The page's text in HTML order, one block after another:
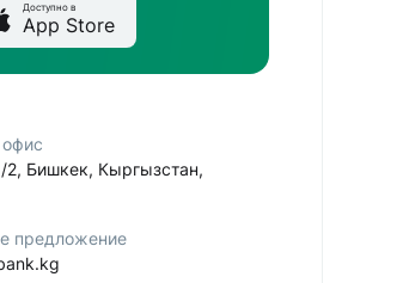
Доступно в
App Store
2, Бишкек, Кыргызстан,
предложение